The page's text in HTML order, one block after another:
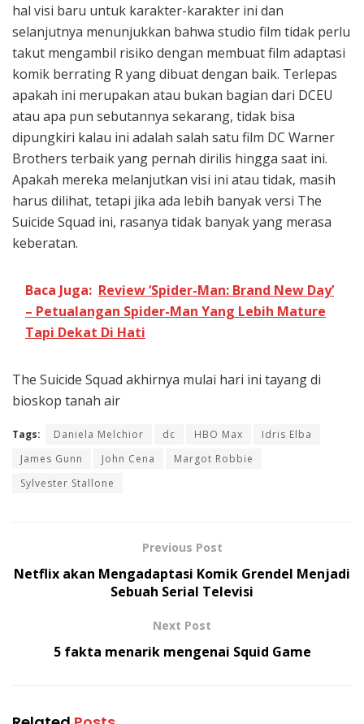
hal visi baru untuk karakter-karakter ini dan
selanjutnya menunjukkan bahwa studio film tidak perlu
takut mengambil risiko dengan membuat film adaptasi
komik berrating R yang dibuat dengan baik. Terlepas
apakah ini merupakan atau bukan bagian dari DCEU
atau apa pun sebutannya sekarang, tidak bisa
dipungkiri kalau ini adalah salah satu film DC Warner
Brothers terbaik yang pernah dirilis hingga saat ini.
Apakah mereka melanjutkan visi ini atau tidak, masih
harus dilihat, tetapi jika ada lebih banyak versi The
Suicide Squad ini, rasanya tidak banyak yang merasa
keberatan.
Baca Juga: Review ‘Spider-Man: Brand New Day’
– Petualangan Spider-Man Yang Lebih Mature
Tapi Dekat Di Hati
The Suicide Squad akhirnya mulai hari ini tayang di
bioskop tanah air
Tags: Daniela Melchior dc HBO Max
Idris Elba
James Gunn
John Cena
Margot Robbie
Sylvester Stallone
Previous Post
Netflix akan Mengadaptasi Komik Grendel Menjadi
Sebuah Serial Televisi
Next Post
5 fakta menarik mengenai Squid Game